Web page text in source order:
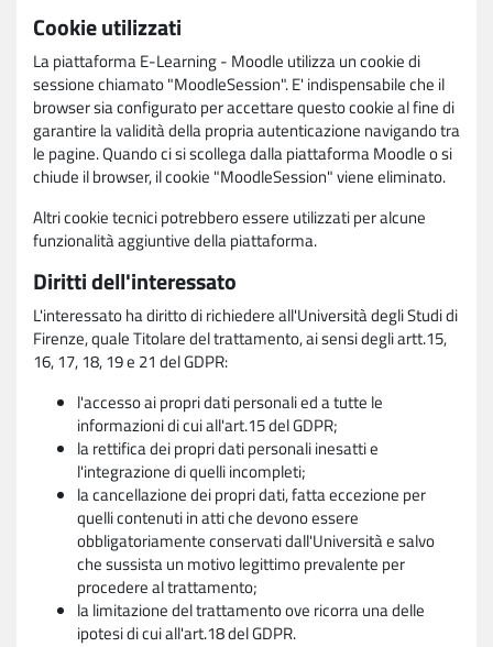
Cookie utilizzati
La piattaforma E-Learning - Moodle utilizza un cookie di
sessione chiamato "MoodleSession". E' indispensabile che il
browser sia configurato per accettare questo cookie al fine di
garantire la validità della propria autenticazione navigando tra
le pagine. Quando ci si scollega dalla piattaforma Moodle o si
chiude il browser, il cookie "MoodleSession" viene eliminato.
Altri cookie tecnici potrebbero essere utilizzati per alcune
funzionalità aggiuntive della piattaforma.
Diritti dell'interessato
L'interessato ha diritto di richiedere all'Università degli Studi di
Firenze, quale Titolare del trattamento, ai sensi degli artt.15,
16, 17, 18, 19 e 21 del GDPR:
l'accesso ai propri dati personali ed a tutte le
informazioni di cui all'art.15 del GDPR;
la rettifica dei propri dati personali inesatti e
l'integrazione di quelli incompleti;
la cancellazione dei propri dati, fatta eccezione per
quelli contenuti in atti che devono essere
obbligatoriamente conservati dall'Università e salvo
che sussista un motivo legittimo prevalente per
procedere al trattamento;
la limitazione del trattamento ove ricorra una delle
ipotesi di cui all'art.18 del GDPR.